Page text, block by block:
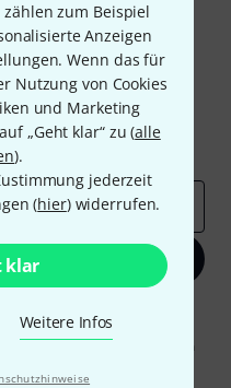
zum Beispiel
Anzeigen
Wenn das für
Nutzung von Cookies
und Marketing
„Geht klar“ zu (alle
).
jederzeit
(hier) widerrufen.
klar
Weitere Infos
und gewinne mit
über jeweils50€
Sie dem Erhalt von E-Mail-
Nutzungsverhaltens zu. Die
Informationen finden Sie in